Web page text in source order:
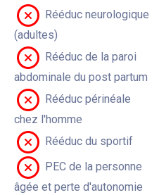
Rééduc neurologique
(adultes)
Rééduc de la paroi
abdominale du post partum
Rééduc périnéale
chez l'homme
Rééduc du sportif
PEC de la personne
âgée et perte d'autonomie